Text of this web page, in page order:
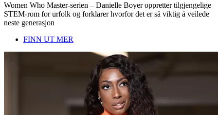
Women Who Master-serien – Danielle Boyer oppretter tilgjengelige
STEM-rom for urfolk og forklarer hvorfor det er så viktig å veilede
neste generasjon
FINN UT MER